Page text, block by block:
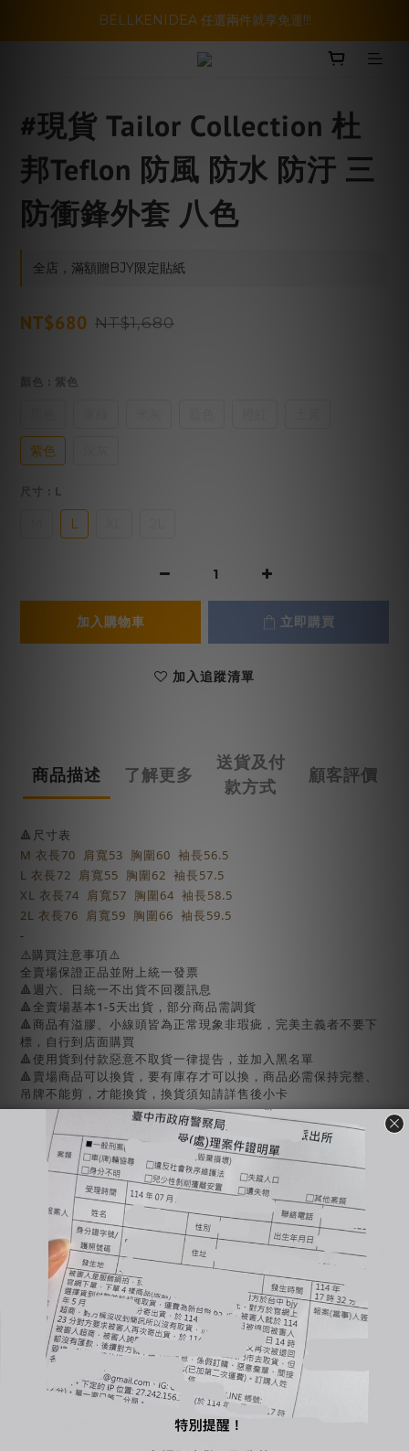
暑假活動登場!! SBG套裝超級優惠價，兩套以上再享免運哦!!
BELLKENIDEA 任選兩件就享免運!!!
暑假活動登場!! SBG套裝超級優惠價，兩套以上再享免運哦!!
#現貨 Tailor Collection 杜
邦Teflon 防風 防水 防汙 三
防衝鋒外套 八色
全店，滿額贈BJY限定貼紙
NT$680 NT$1,680
: 紫色
紫色
尺寸 : L
L
加入購物車 立即購買
加入追蹤清單
商品描述 了解更多
送貨及付
款方式
顧客評價
🔺尺寸表
M 衣長70 肩寬53 胸圍60 袖長56.5
L 衣長72 肩寬55 胸圍62 袖長57.5
XL 衣長74 肩寬57 胸圍64 袖長58.5
2L 衣長76 肩寬59 胸圍66 袖長59.5
-
⚠️購買注意事項⚠️
全賣場保證正品並附上統一發票
🔺週六、日統一不出貨不回覆訊息
🔺全賣場基本1-5天出貨，部分商品需調貨
🔺商品有溢膠、小線頭皆為正常現象非瑕疵，完美主義者不要下
標，自行到店面購買
🔺使用貨到付款惡意不取貨一律提告，並加入黑名單
🔺賣場商品可以換貨，要有庫存才可以換，商品必需保持完整、
吊牌不能剪，才能換貨，換貨須知請詳售後小卡
-
🔍【INSTAGRAM】：bjy_666
您可能喜歡...